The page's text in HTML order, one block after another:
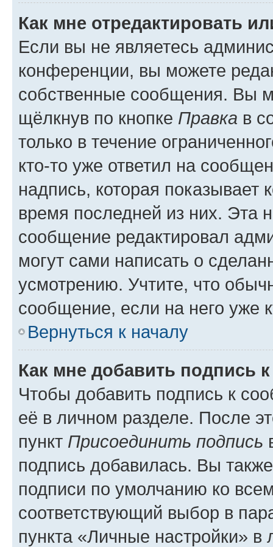
Как мне отредактировать
Если вы не являетесь
конференции, вы можете
собственные сообщения. Вы
щёлкнув по кнопке Правка в
только в течение
кто-то уже ответил на
надпись, которая показывает
время последней из них. Эта
сообщение редактировал
могут сами написать о
усмотрению. Учтите, что
сообщение, если на него уже
Вернуться к началу
Как мне добавить подпись
Чтобы добавить подпись к
её в личном разделе. После
пункт Присоединить подпись
подпись добавилась. Вы
подписи по умолчанию ко
соответствующий выбор в
пункта «Личные настройки»